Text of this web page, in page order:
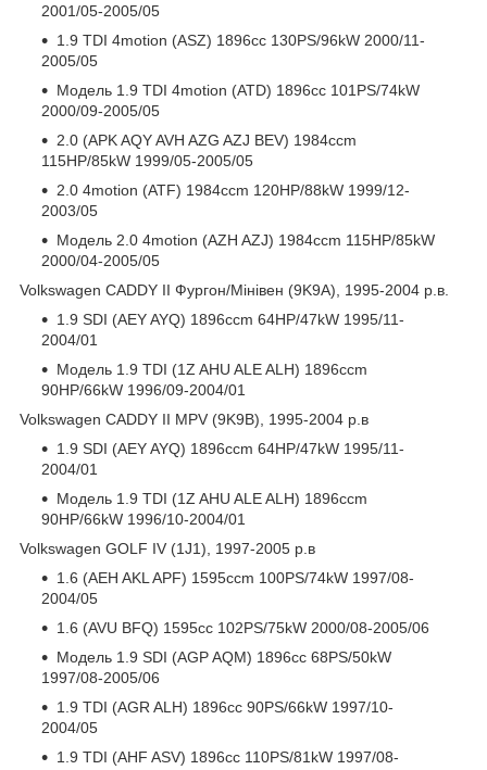
2001/05-2005/05
1.9 TDI 4motion (ASZ) 1896cc 130PS/96kW 2000/11-
2005/05
Модель 1.9 TDI 4motion (ATD) 1896cc 101PS/74kW
2000/09-2005/05
2.0 (APK AQY AVH AZG AZJ BEV) 1984ccm
115HP/85kW 1999/05-2005/05
2.0 4motion (ATF) 1984ccm 120HP/88kW 1999/12-
2003/05
Модель 2.0 4motion (AZH AZJ) 1984ccm 115HP/85kW
2000/04-2005/05
Volkswagen CADDY II Фургон/Мінівен (9K9A), 1995-2004 р.в.
1.9 SDI (AEY AYQ) 1896ccm 64HP/47kW 1995/11-
2004/01
Модель 1.9 TDI (1Z AHU ALE ALH) 1896ccm
90HP/66kW 1996/09-2004/01
Volkswagen CADDY II MPV (9K9B), 1995-2004 р.в
1.9 SDI (AEY AYQ) 1896ccm 64HP/47kW 1995/11-
2004/01
Модель 1.9 TDI (1Z AHU ALE ALH) 1896ccm
90HP/66kW 1996/10-2004/01
Volkswagen GOLF IV (1J1), 1997-2005 р.в
1.6 (AEH AKL APF) 1595ccm 100PS/74kW 1997/08-
2004/05
1.6 (AVU BFQ) 1595cc 102PS/75kW 2000/08-2005/06
Модель 1.9 SDI (AGP AQM) 1896cc 68PS/50kW
1997/08-2005/06
1.9 TDI (AGR ALH) 1896cc 90PS/66kW 1997/10-
2004/05
1.9 TDI (AHF ASV) 1896cc 110PS/81kW 1997/08-